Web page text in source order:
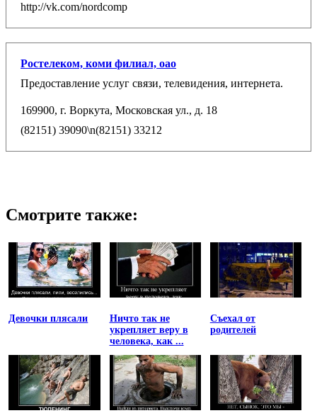
http://vk.com/nordcomp
Ростелеком, коми филиал, оао
Предоставление услуг связи, телевидения, интернета.
169900, г. Воркута, Московская ул., д. 18
(82151) 39090\n(82151) 33212
Смотрите также:
Девочки плясали
Ничто так не
укрепляет веру в
человека, как ...
Съехал от
родителей